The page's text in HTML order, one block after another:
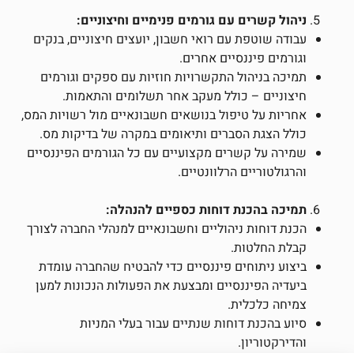
ניהול קשרים עם גורמים פנימיים וחיצוניים:
עבודה שוטפת עם רואי חשבון, יועצים חיצוניים, בנקים
וגורמים פיננסיים אחרים.
תמיכה בניהול התקשרויות חוזיות עם ספקים וגורמים
חיצוניים – כולל מעקב אחר תשלומים והתאמות.
אחריות על טיפול בנושאים חשבונאיים מול רשויות המס,
כולל הצגת הסברים ותיאומים במקרה של בדיקות מס.
שמירה על קשרים מקצועיים עם כל הגורמים הפיננסיים
והרגולטוריים הרלוונטיים.
תמיכה בהכנת דוחות כספיים להנהלה:
הכנת דוחות ניהוליים וחשבונאיים למנהלי החברה לצורך
קבלת החלטות.
ביצוע ניתוחים פיננסיים כדי להבטיח שהחברה עומדת
ביעדיה הפיננסיים ומבצעת את הפעולות הנכונות למען
צמיחה כלכלית.
סיוע בהכנת דוחות שנתיים עבור בעלי המניות
והדירקטוריון.